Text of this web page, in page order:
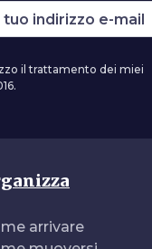
il trattamento dei miei
arrivare